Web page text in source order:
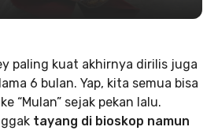
paling kuat akhirnya dirilis juga
6 bulan. Yap, kita semua bisa
“Mulan” sejak pekan lalu.
tayang di bioskop namun